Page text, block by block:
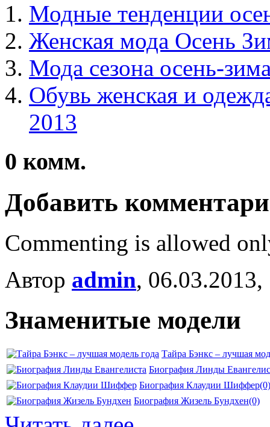
Модные тенденции
Женская мода Осень
Мода сезона осень-
Обувь женская и
2013
0 комм.
Добавить
Commenting is allowed
Автор admin,
Знаменитые модели
Тайра Бэнкс – лучшая
Биография Линды
Биография Клаудии Шиффер(0)
Биография Жизель Бундхен(0)